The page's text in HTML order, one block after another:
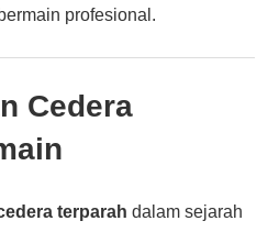
profesional.
Cedera
terparah dalam sejarah